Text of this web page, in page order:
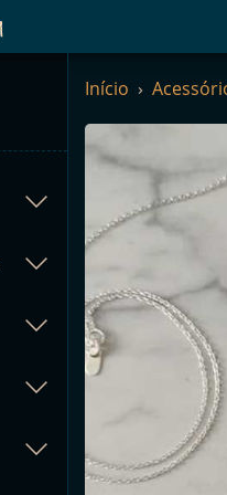
Início